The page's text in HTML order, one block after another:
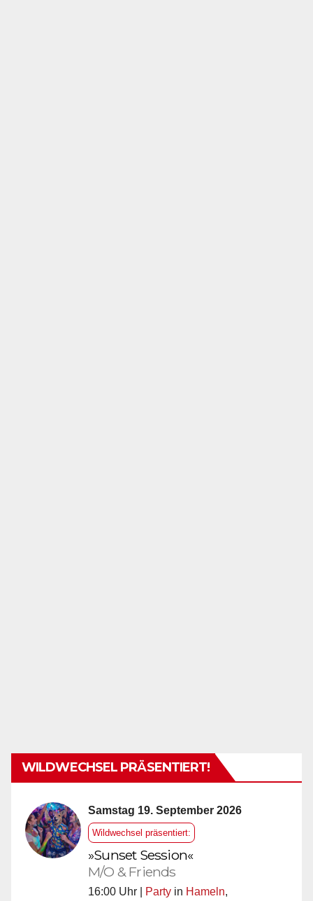
WILDWECHSEL PRÄSENTIERT!
Samstag 19. September 2026
Wildwechsel präsentiert:
»Sunset Session«
M/O & Friends
16:00 Uhr | Party in Hameln,